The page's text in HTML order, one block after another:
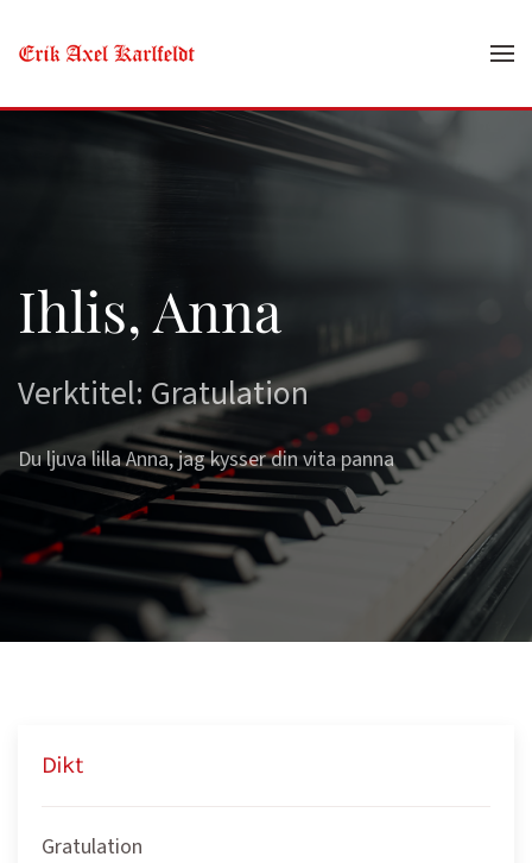
Skip to main content
Ihlis, Anna
Verktitel: Gratulation
Du ljuva lilla Anna, jag kysser din vita panna
Dikt
Gratulation